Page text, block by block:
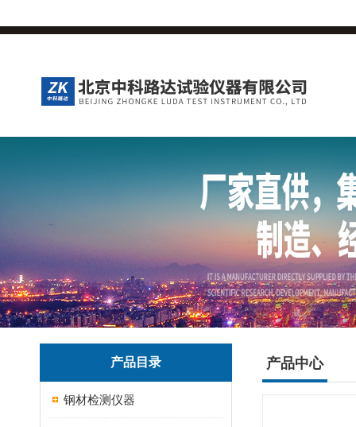
产品目录
钢材检测仪器
产品中心